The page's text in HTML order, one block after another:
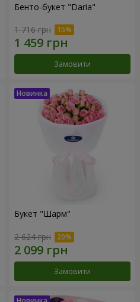
Бенто-букет "Daria"
1 716 грн
Замовити
Букет "Шарм"
2 624 грн
Замовити